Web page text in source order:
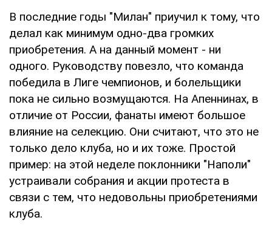
В последние годы "Милан" приучил к тому, что
делал как минимум одно-два громких
приобретения. А на данный момент - ни
одного. Руководству повезло, что команда
победила в Лиге чемпионов, и болельщики
пока не сильно возмущаются. На Апеннинах, в
отличие от России, фанаты имеют большое
влияние на селекцию. Они считают, что это не
только дело клуба, но и их тоже. Простой
пример: на этой неделе поклонники "Наполи"
устраивали собрания и акции протеста в
связи с тем, что недовольны приобретениями
клуба.